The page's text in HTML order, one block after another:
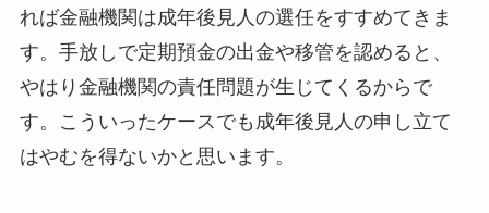
れば金融機関は成年後見人の選任をすすめてきま
す。手放しで定期預金の出金や移管を認めると、
やはり金融機関の責任問題が生じてくるからで
す。こういったケースでも成年後見人の申し立て
はやむを得ないかと思います。